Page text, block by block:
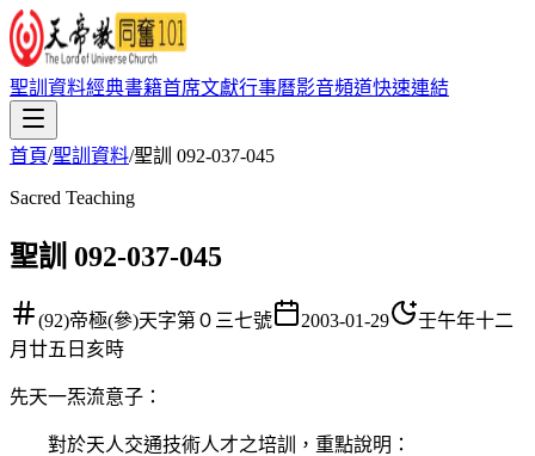
聖訓資料經典書籍首席文獻行事曆影音頻道快速連結
首頁/聖訓資料/聖訓 092-037-045
Sacred Teaching
聖訓 092-037-045
(92)帝極(參)天字第０三七號 2003-01-29
壬午年十二
月廿五日亥時
先天一炁流意子 ：
對於天人交通技術人才之培訓，重點說明：